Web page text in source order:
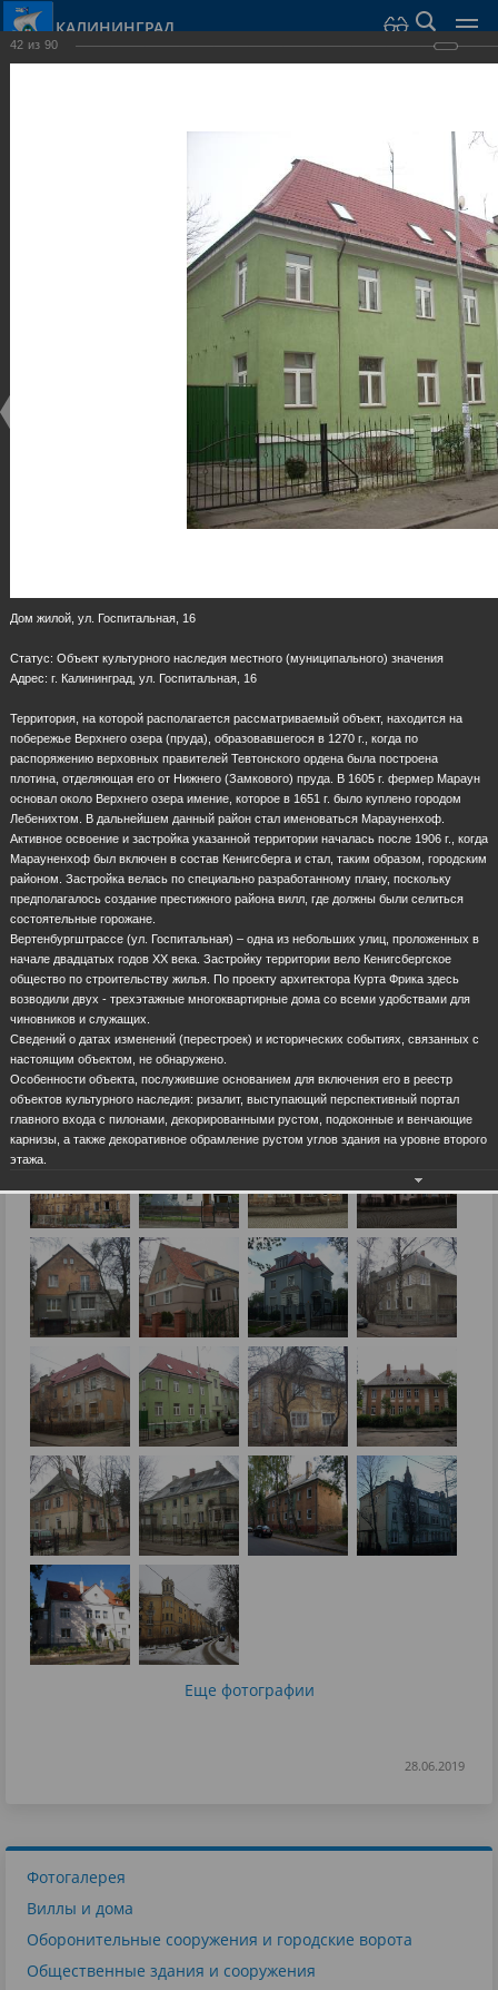
КАЛИНИНГРАД
Еще фотографии
28.06.2019
Фотогалерея
Виллы и дома
Оборонительные сооружения и городские ворота
Общественные здания и сооружения
42 из 90
Дом жилой, ул. Госпитальная, 16
Статус: Объект культурного наследия местного (муниципального) значения
Адрес: г. Калининград, ул. Госпитальная, 16
Территория, на которой располагается рассматриваемый объект, находится на
побережье Верхнего озера (пруда), образовавшегося в 1270 г., когда по
распоряжению верховных правителей Тевтонского ордена была построена
плотина, отделяющая его от Нижнего (Замкового) пруда. В 1605 г. фермер Мараун
основал около Верхнего озера имение, которое в 1651 г. было куплено городом
Лебенихтом. В дальнейшем данный район стал именоваться Марауненхоф.
Активное освоение и застройка указанной территории началась после 1906 г., когда
Марауненхоф был включен в состав Кенигсберга и стал, таким образом, городским
районом. Застройка велась по специально разработанному плану, поскольку
предполагалось создание престижного района вилл, где должны были селиться
состоятельные горожане.
Вертенбургштрассе (ул. Госпитальная) – одна из небольших улиц, проложенных в
начале двадцатых годов ХХ века. Застройку территории вело Кенигсбергское
общество по строительству жилья. По проекту архитектора Курта Фрика здесь
возводили двух - трехэтажные многоквартирные дома со всеми удобствами для
чиновников и служащих.
Сведений о датах изменений (перестроек) и исторических событиях, связанных с
настоящим объектом, не обнаружено.
Особенности объекта, послужившие основанием для включения его в реестр
объектов культурного наследия: ризалит, выступающий перспективный портал
главного входа с пилонами, декорированными рустом, подоконные и венчающие
карнизы, а также декоративное обрамление рустом углов здания на уровне второго
этажа.